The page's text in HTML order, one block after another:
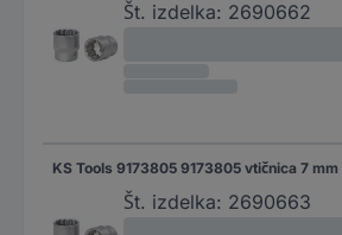
Št. izdelka: 2690662
KS Tools 9173805 9173805 vtičnica 7 mm
Št. izdelka: 2690663